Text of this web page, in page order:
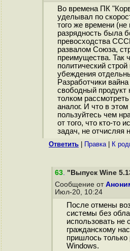
Во времена ПК
уделывал по
того же времени
разрядность была
превосходства
развалом Союза,
преимущества. Так
политический
убеждения
Разработчики
свободный продукт
толком
аналог. И что в
пользуйтесь чем
от того, что кто-то
задач, не отчисляя
Ответить Правка| К
63. "Выпуск Wine
Сообщение от
Июл-20, 10:24
После отмены
системы без
использовать не
гражданскому
пришлось только
Windows.